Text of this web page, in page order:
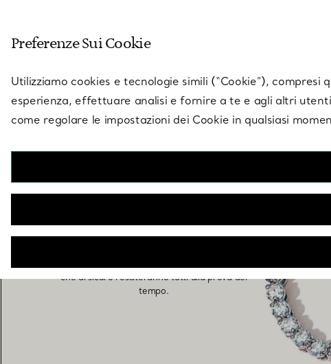
Gioielli in platino
tocco di eleganza al tuo look sia di giorno che di
che di sicuro resisteranno tutti alla prova del
tempo.
Preferenze Sui Cookie
Utilizziamo cookies e tecnologie simili (“Cookie”),
esperienza, effettuare analisi e fornire a te e agli altri
come regolare le impostazioni dei Cookie in qualsiasi